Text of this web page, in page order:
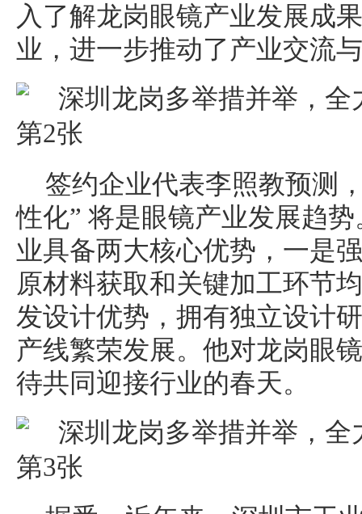
入了解龙岗眼镜产业发展成
业，进一步推动了产业交流
签约企业代表李照教预测
性化” 将是眼镜产业发展趋
业具备两大核心优势，一是
原材料获取和关键加工环节
发设计优势，拥有独立设计
产线繁荣发展。他对龙岗眼
待共同迎接行业的春天。